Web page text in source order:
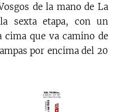
de la mano de La
sexta etapa, con un
que va camino de
por encima del 20